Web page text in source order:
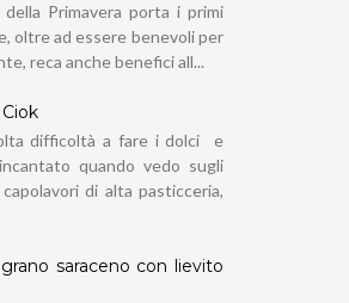
Primavera porta i primi
oltre ad essere benevoli per
reca anche benefici all...
difficoltà a fare i dolci e
quando vedo sugli
di alta pasticceria,
saraceno con lievito